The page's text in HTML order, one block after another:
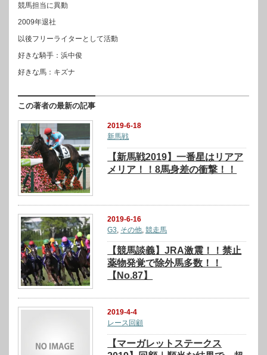
競馬担当に異動
2009年退社
以後フリーライターとして活動
好きな騎手：浜中俊
好きな馬：キズナ
この著者の最新の記事
2019-6-18
新馬戦
【新馬戦2019】一番星はリアア
メリア！！8馬身差の衝撃！！
2019-6-16
G3 その他 ,競走馬
【競馬談義】JRA激震！！禁止
薬物発覚で除外馬多数！！
【No.87】
2019-4-4
レース回顧
【マーガレットステークス